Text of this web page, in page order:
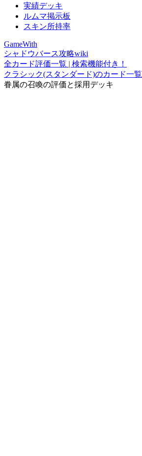
実績デッキ
ルムマ掲示板
スキン所持率
GameWith
シャドウバース攻略wiki
全カード評価一覧 | 検索機能付き！
クラシック(スタンダード)のカード一覧
眷属の召喚の評価と採用デッキ